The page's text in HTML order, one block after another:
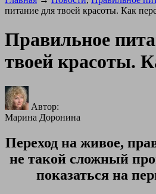
питание для твоей красоты. Как
Правильное
твоей красоты.
Автор:
Марина Доронина
Переход на живое,
не такой сложный
показаться на